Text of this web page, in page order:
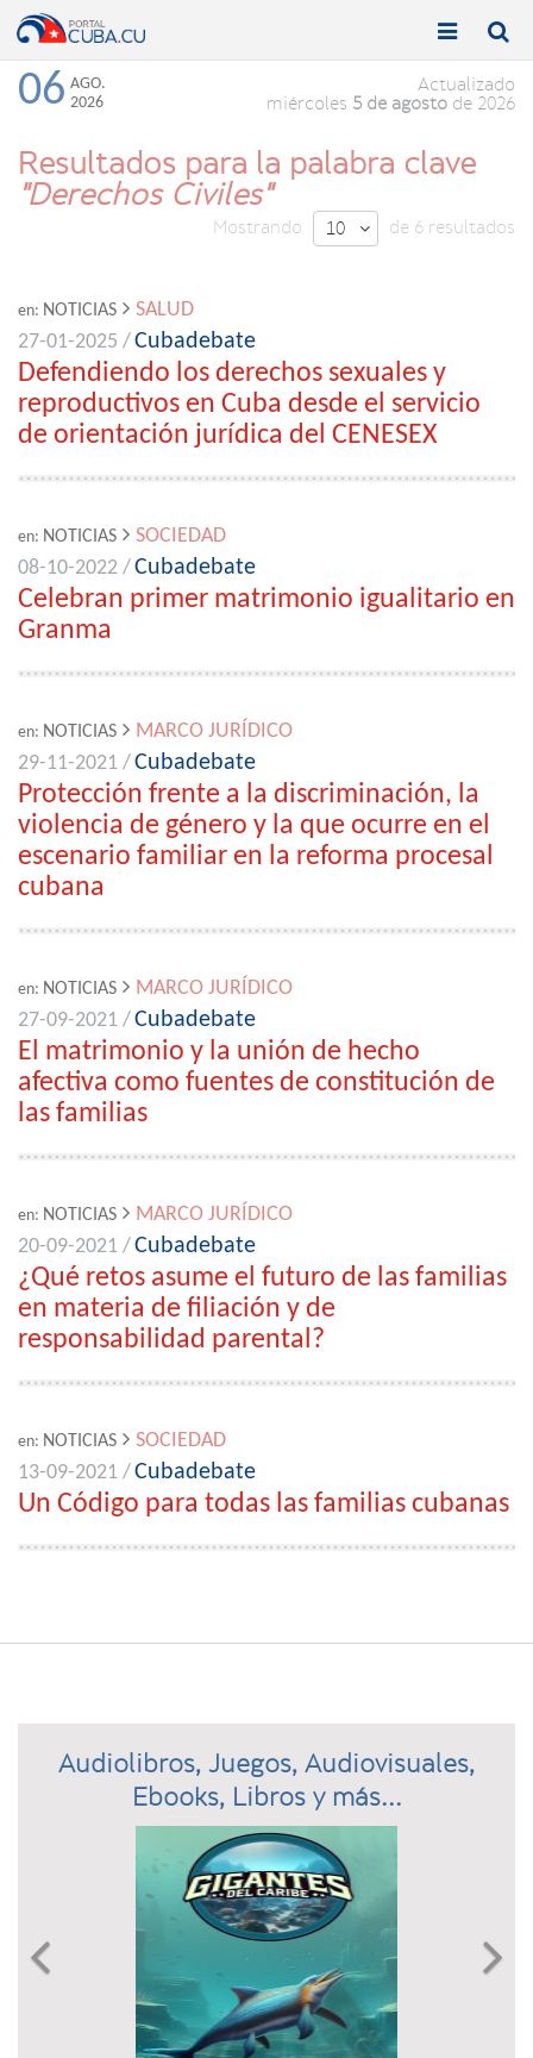
Toggle

Toggle

06 AGO.
2026
Actualizado
miércoles 5 de agosto de 2026
Resultados para la palabra clave
"Derechos Civiles"
Mostrando 10  de 6 resultados
en: NOTICIAS
SALUD
27-01-2025 /Cubadebate
Defendiendo los derechos sexuales y
reproductivos en Cuba desde el servicio
de orientación jurídica del CENESEX
en: NOTICIAS
SOCIEDAD
08-10-2022 /Cubadebate
Celebran primer matrimonio igualitario en
Granma
en: NOTICIAS
MARCO JURÍDICO
29-11-2021 /Cubadebate
Protección frente a la discriminación, la
violencia de género y la que ocurre en el
escenario familiar en la reforma procesal
cubana
en: NOTICIAS
MARCO JURÍDICO
27-09-2021 /Cubadebate
El matrimonio y la unión de hecho
afectiva como fuentes de constitución de
las familias
en: NOTICIAS
MARCO JURÍDICO
20-09-2021 /Cubadebate
¿Qué retos asume el futuro de las familias
en materia de filiación y de
responsabilidad parental?
en: NOTICIAS
SOCIEDAD
13-09-2021 /Cubadebate
Un Código para todas las familias cubanas
Audiolibros, Juegos, Audiovisuales,
Ebooks, Libros y más...
Previous 